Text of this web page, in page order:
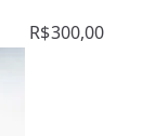
R$300,00